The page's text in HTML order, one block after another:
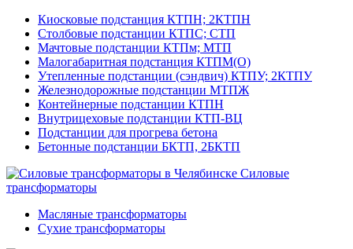
Киосковые подстанция КТПН; 2КТПН
Столбовые подстанции КТПС; СТП
Мачтовые подстанции КТПм; МТП
Малогабаритная подстанция КТПМ(О)
Утепленные подстанции (сэндвич) КТПУ; 2КТПУ
Железнодорожные подстанции МТПЖ
Контейнерные подстанции КТПН
Внутрицеховые подстанции КТП-ВЦ
Подстанции для прогрева бетона
Бетонные подстанции БКТП, 2БКТП
Силовые
трансформаторы
Масляные трансформаторы
Сухие трансформаторы